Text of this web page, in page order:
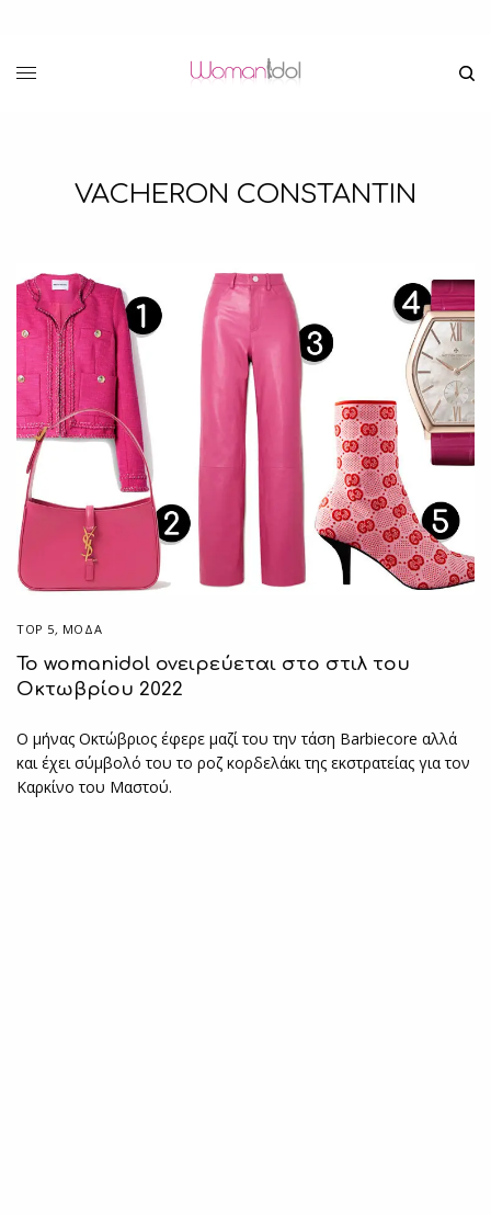
VACHERON CONSTANTIN
TOP 5, ΜΟΔΑ
Το womanidol ονειρεύεται στο στιλ του
Οκτωβρίου 2022
Ο μήνας Οκτώβριος έφερε μαζί του την τάση Barbiecore αλλά
και έχει σύμβολό του το ροζ κορδελάκι της εκστρατείας για τον
Καρκίνο του Μαστού.